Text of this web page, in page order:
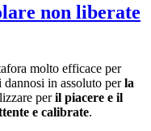
non liberate
molto efficace per
dannosi in assoluto perla
peril piacere e il
e calibrate.